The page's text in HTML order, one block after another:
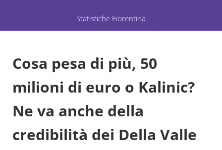
Statistiche Fiorentina
Cosa pesa di più, 50
milioni di euro o Kalinic?
Ne va anche della
credibilità dei Della Valle